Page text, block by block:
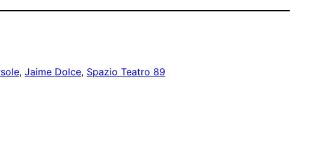
, Jaime Dolce, Spazio Teatro 89